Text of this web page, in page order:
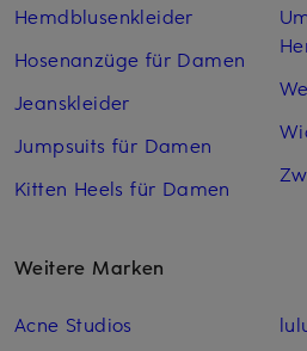
Hemdblusenkleider
Hosenanzüge für Damen
Jeanskleider
Jumpsuits für Damen
Kitten Heels für Damen
Weitere Marken
Acne Studios